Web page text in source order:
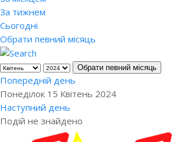
За тижнем
Сьогодні
Обрати певний місяць
Обрати певний місяць
Попередній день
Понеділок 15 Квітень 2024
Наступний день
Подій не знайдено